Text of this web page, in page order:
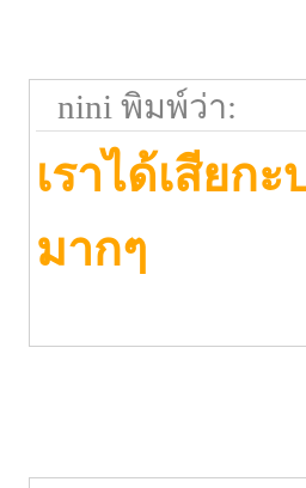
nini พิมพ์ว่า:
เราได้เสียก
มากๆ